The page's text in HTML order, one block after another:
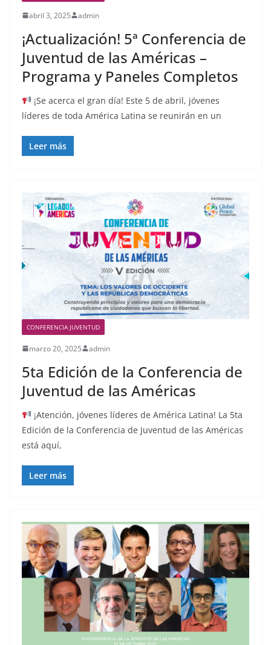
abril 3, 2025 admin
¡Actualización! 5ª Conferencia de
Juventud de las Américas –
Programa y Paneles Completos
¡Se acerca el gran día! Este 5 de abril, jóvenes
líderes de toda América Latina se reunirán en un
Leer más
CONFERENCIA JUVENTUD
marzo 20, 2025 admin
5ta Edición de la Conferencia de
Juventud de las Américas
¡Atención, jóvenes líderes de América Latina! La 5ta
Edición de la Conferencia de Juventud de las Américas
está aquí,
Leer más